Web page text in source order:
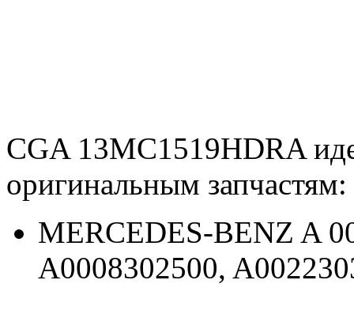
CGA 13MC1519HDRA
оригинальным запчастям:
MERCEDES-BENZ A
A0008302500,